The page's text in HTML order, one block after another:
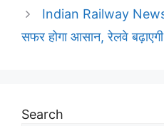
Indian Railway
सफर होगा आसान, रेलवे
Search